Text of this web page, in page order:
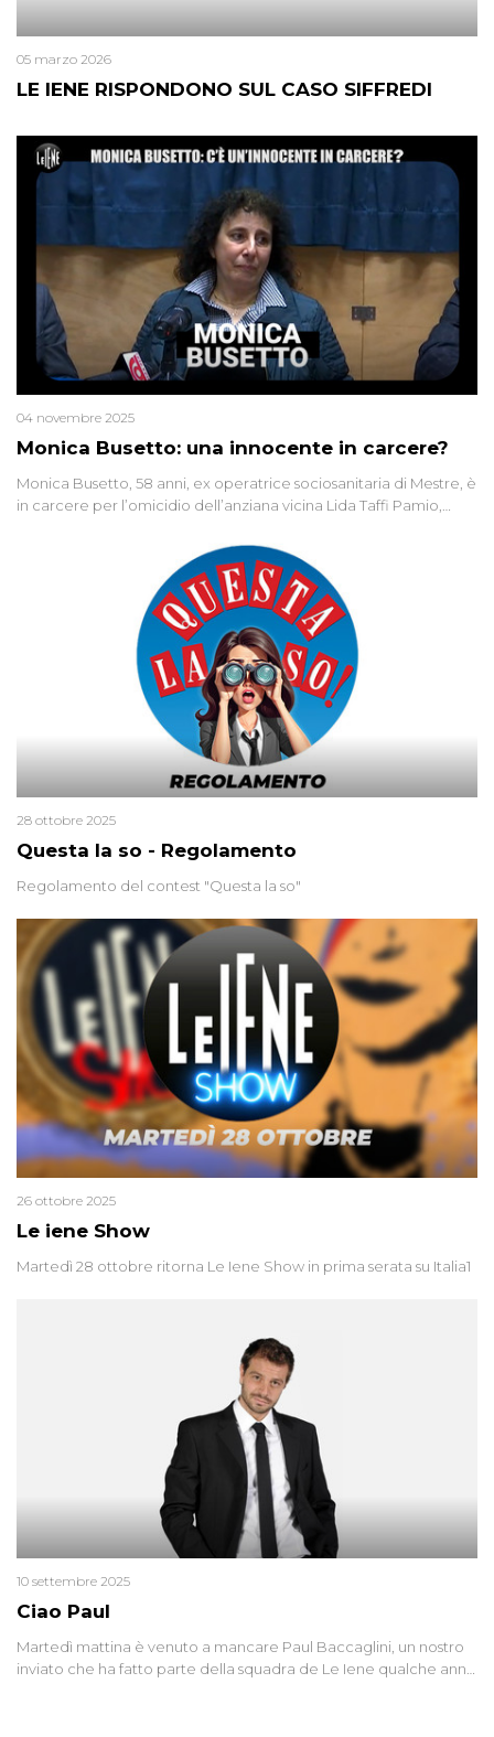
LE IENE RISPONDONO SUL CASO SIFFREDI
05 marzo 2026
Monica Busetto: una innocente in carcere?
04 novembre 2025
Monica Busetto, 58 anni, ex operatrice sociosanitaria di Mestre, è
in carcere per l’omicidio dell’anziana vicina Lida Taffi Pamio,
minuscola su una collanina, Monica si proclama innocente. Nel
2015 un’altra donna confessa lo stesso delitto, poi ritratta. Due
colpevoli per un solo omicidio: errore giudiziario o giustizia
Questa la so - Regolamento
28 ottobre 2025
Regolamento del contest "Questa la so"
Le iene Show
26 ottobre 2025
Martedì 28 ottobre ritorna Le Iene Show in prima serata su Italia1
Ciao Paul
10 settembre 2025
Martedì mattina è venuto a mancare Paul Baccaglini, un nostro
inviato che ha fatto parte della squadra de Le Iene qualche anno